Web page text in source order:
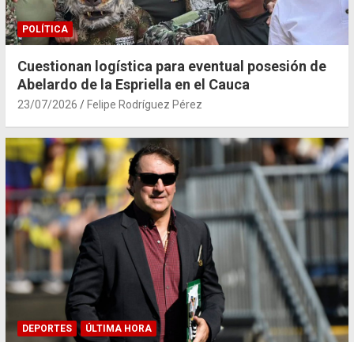
POLÍTICA
Cuestionan logística para eventual posesión de
Abelardo de la Espriella en el Cauca
23/07/2026 Felipe Rodríguez Pérez
DEPORTES ÚLTIMA HORA